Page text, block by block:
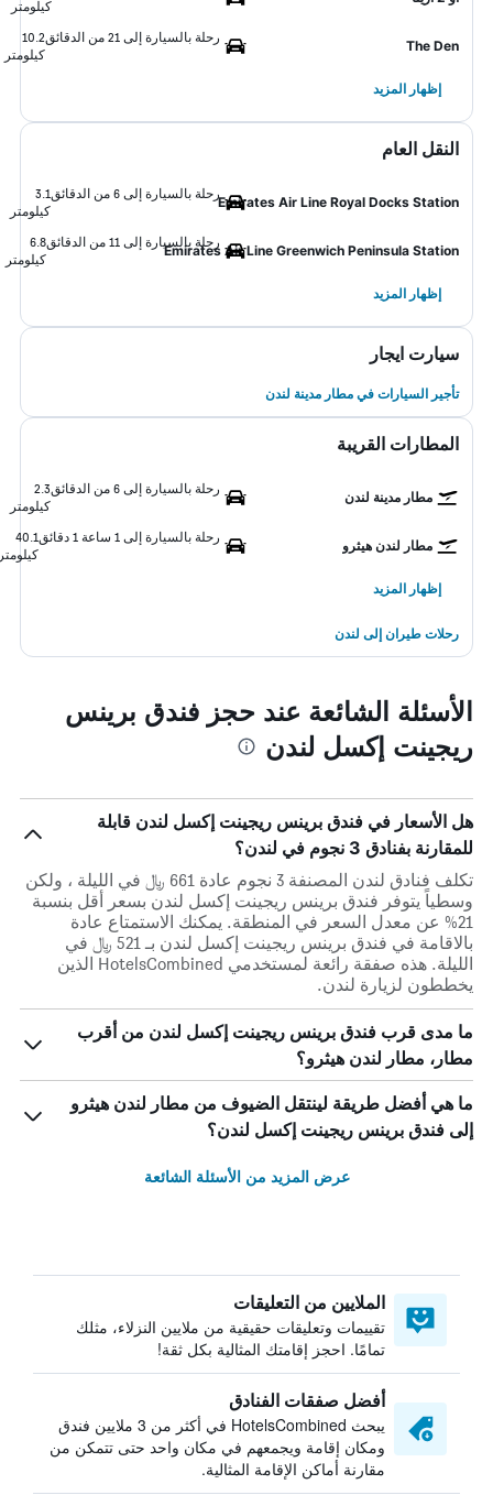
كيلومتر
The Den
رحلة بالسيارة إلى 21 من الدقائق
10.2
كيلومتر
إظهار المزيد
النقل العام
Emirates Air Line Royal Docks Station
رحلة بالسيارة إلى 6 من الدقائق
3.1
كيلومتر
Emirates Air Line Greenwich Peninsula Station
رحلة بالسيارة إلى 11 من الدقائق
6.8
كيلومتر
إظهار المزيد
سيارت ايجار
تأجير السيارات في مطار مدينة لندن
المطارات القريبة
مطار مدينة لندن
رحلة بالسيارة إلى 6 من الدقائق
2.3
كيلومتر
مطار لندن هيثرو
رحلة بالسيارة إلى 1 ساعة 1 دقائق
40.1
إظهار المزيد
رحلات طيران إلى لندن
الأسئلة الشائعة عند حجز فندق برينس
ريجينت إكسل لندن
هل الأسعار في فندق برينس ريجينت إكسل لندن قابلة
للمقارنة بفنادق 3 نجوم في لندن؟
تكلف فنادق لندن المصنفة 3 نجوم عادة 661 ﷼ في الليلة ، ولكن
وسطياً يتوفر فندق برينس ريجينت إكسل لندن بسعر أقل بنسبة
21% عن معدل السعر في المنطقة. يمكنك الاستمتاع عادة
بالاقامة في فندق برينس ريجينت إكسل لندن بـ 521 ﷼ في
الليلة. هذه صفقة رائعة لمستخدمي HotelsCombined الذين
يخططون لزيارة لندن.
ما مدى قرب فندق برينس ريجينت إكسل لندن من أقرب
مطار، مطار لندن هيثرو؟
ما هي أفضل طريقة لينتقل الضيوف من مطار لندن هيثرو
إلى فندق برينس ريجينت إكسل لندن؟
عرض المزيد من الأسئلة الشائعة
الملايين من التعليقات
تقييمات وتعليقات حقيقية من ملايين النزلاء، مثلك
تمامًا. احجز إقامتك المثالية بكل ثقة!
أفضل صفقات الفنادق
يبحث HotelsCombined في أكثر من 3 ملايين فندق
ومكان إقامة ويجمعهم في مكان واحد حتى تتمكن من
مقارنة أماكن الإقامة المثالية.